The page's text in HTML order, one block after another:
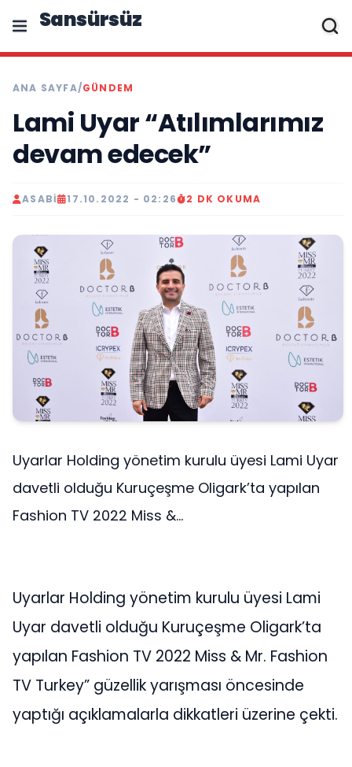
Sansürsüz
ANA SAYFA/GÜNDEM
Lami Uyar “Atılımlarımız
devam edecek”
ASABI 17.10.2022 - 02:26 2 DK OKUMA
Uyarlar Holding yönetim kurulu üyesi Lami Uyar
davetli olduğu Kuruçeşme Oligark’ta yapılan
Fashion TV 2022 Miss &...
Uyarlar Holding yönetim kurulu üyesi Lami
Uyar davetli olduğu Kuruçeşme Oligark’ta
yapılan Fashion TV 2022 Miss & Mr. Fashion
TV Turkey” güzellik yarışması öncesinde
yaptığı açıklamalarla dikkatleri üzerine çekti.